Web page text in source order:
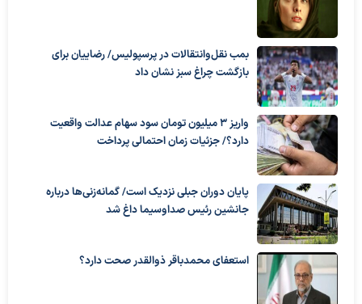
بمب نقل‌وانتقالات در پرسپولیس/ رضاییان برای
بازگشت چراغ سبز نشان داد
واریز ۳ میلیون تومان سود سهام عدالت واقعیت
دارد؟/ جزئیات زمان احتمالی پرداخت
پایان دوران جبلی نزدیک است/ گمانه‌زنی‌ها درباره
جانشین رئیس صداوسیما داغ شد
استعفای محمدباقر ذوالقدر صحت دارد؟